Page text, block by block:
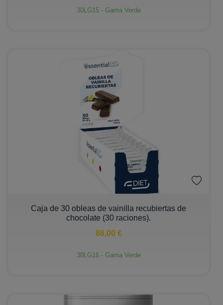
30LG15 - Gama Verde
+
Caja de 30 obleas de vainilla recubiertas de
chocolate (30 raciones).
86,00 €
30LG16 - Gama Verde